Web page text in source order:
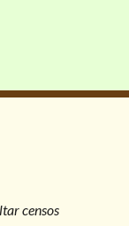
censos